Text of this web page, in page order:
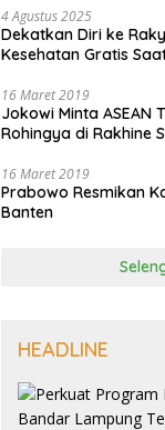
4 Agustus 2025
Dekatkan Diri ke
Kesehatan Gratis
16 Maret 2019
Jokowi Minta ASEAN
Rohingya di Rakhine
16 Maret 2019
Prabowo Resmikan
Banten
HEADLINE